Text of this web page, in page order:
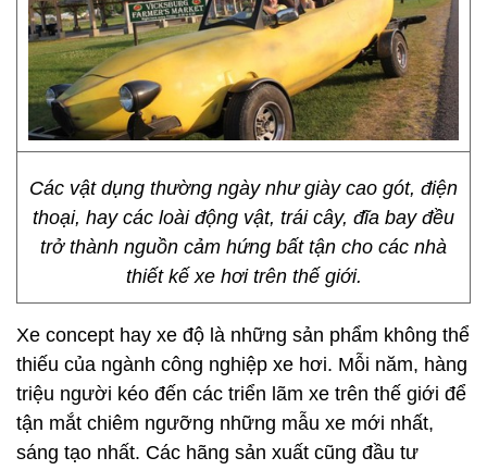
Các vật dụng thường ngày như giày cao gót, điện
thoại, hay các loài động vật, trái cây, đĩa bay đều
trở thành nguồn cảm hứng bất tận cho các nhà
thiết kế xe hơi trên thế giới.
Xe concept hay xe độ là những sản phẩm không thể
thiếu của ngành công nghiệp xe hơi. Mỗi năm, hàng
triệu người kéo đến các triển lãm xe trên thế giới để
tận mắt chiêm ngưỡng những mẫu xe mới nhất,
sáng tạo nhất. Các hãng sản xuất cũng đầu tư